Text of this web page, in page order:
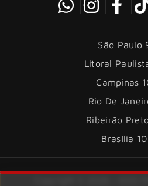
São Paulo
Litoral
Campinas
Rio De
Ribeirão
Brasília